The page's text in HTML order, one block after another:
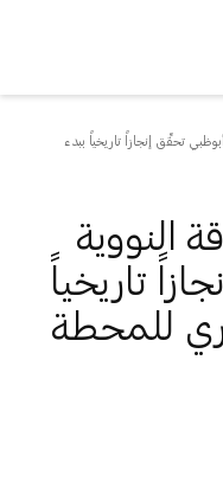
تحقِّق إنجازاً تاريخياً ببدء
النووية
تاريخياً
للمحطة